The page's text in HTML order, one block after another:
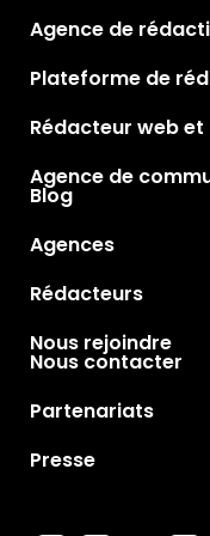
Agence de
Plateforme de
Rédacteur web et
Agence de
Blog
Agences
Rédacteurs
Nous rejoindre
Nous contacter
Partenariats
Presse